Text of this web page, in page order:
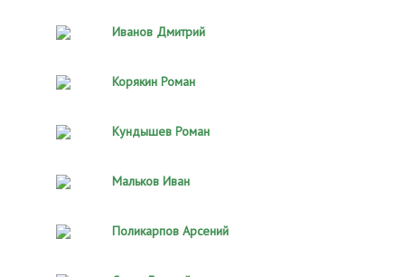
Иванов Дмитрий
Корякин Роман
Кундышев Роман
Мальков Иван
Поликарпов Арсений